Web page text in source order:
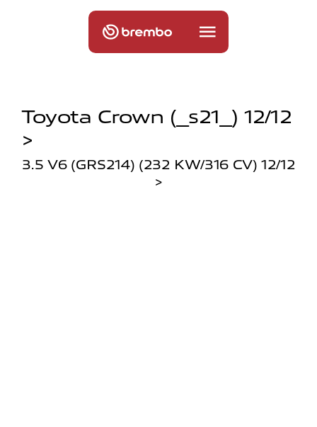
Toyota Crown (_s21_) 12/12
>
3.5 V6 (GRS214) (232 KW/316 CV) 12/12
>